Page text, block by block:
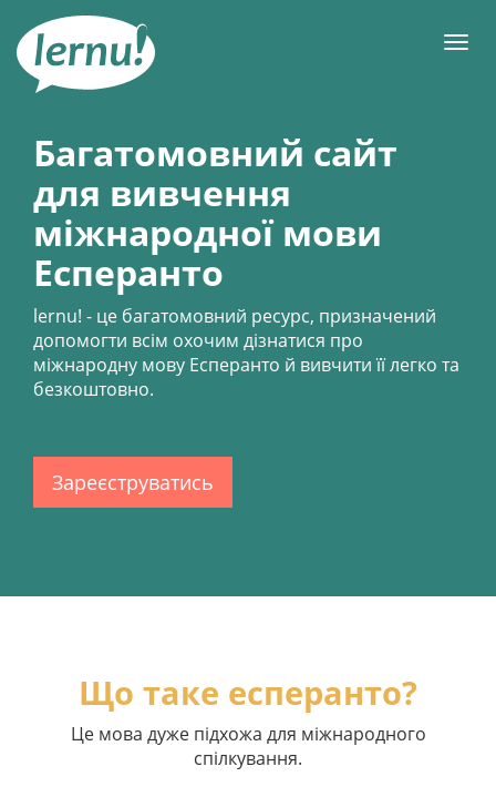
змісту
Багатомовний сайт
для вивчення
міжнародної мови
Есперанто
lernu! - це багатомовний ресурс, призначений
допомогти всім охочим дізнатися про
міжнародну мову Есперанто й вивчити її легко та
безкоштовно.
Зареєструватись
Що таке есперанто?
Це мова дуже підхожа для міжнародного
спілкування.